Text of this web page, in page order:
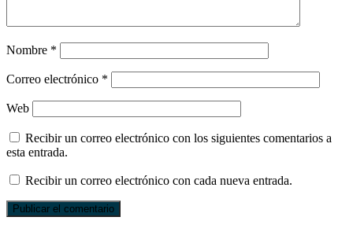
Nombre *
Correo electrónico *
Web
Recibir un correo electrónico con los siguientes comentarios a
esta entrada.
Recibir un correo electrónico con cada nueva entrada.